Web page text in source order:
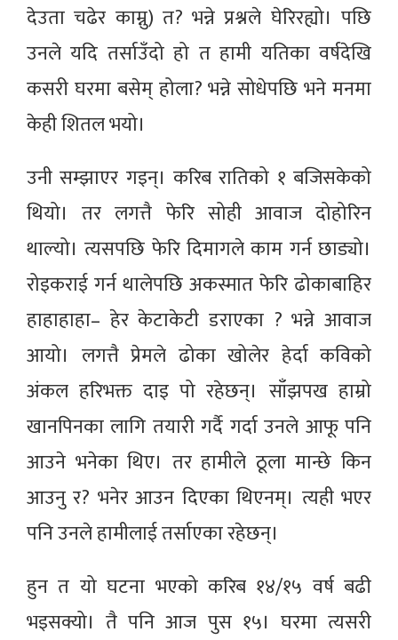
देउता चढेर काम्नु) त? भन्ने प्रश्नले घेरिरह्यो। पछि
उनले यदि तर्साउँदो हो त हामी यतिका वर्षदेखि
कसरी घरमा बसेम् होला? भन्ने सोधेपछि भने मनमा
केही शितल भयो।
उनी सम्झाएर गइन्। करिब रातिको १ बजिसकेको
थियो। तर लगत्तै फेरि सोही आवाज दोहोरिन
थाल्यो। त्यसपछि फेरि दिमागले काम गर्न छाड्यो।
रोइकराई गर्न थालेपछि अकस्मात फेरि ढोकाबाहिर
हाहाहाहा– हेर केटाकेटी डराएका ? भन्ने आवाज
आयो। लगत्तै प्रेमले ढोका खोलेर हेर्दा कविको
अंकल हरिभक्त दाइ पो रहेछन्। साँझपख हाम्रो
खानपिनका लागि तयारी गर्दै गर्दा उनले आफू पनि
आउने भनेका थिए। तर हामीले ठूला मान्छे किन
आउनु र? भनेर आउन दिएका थिएनम्। त्यही भएर
पनि उनले हामीलाई तर्साएका रहेछन्।
हुन त यो घटना भएको करिब १४/१५ वर्ष बढी
भइसक्यो। तै पनि आज पुस १५। घरमा त्यसरी